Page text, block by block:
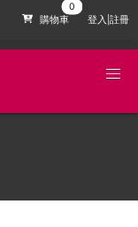
購物車 登入|註冊